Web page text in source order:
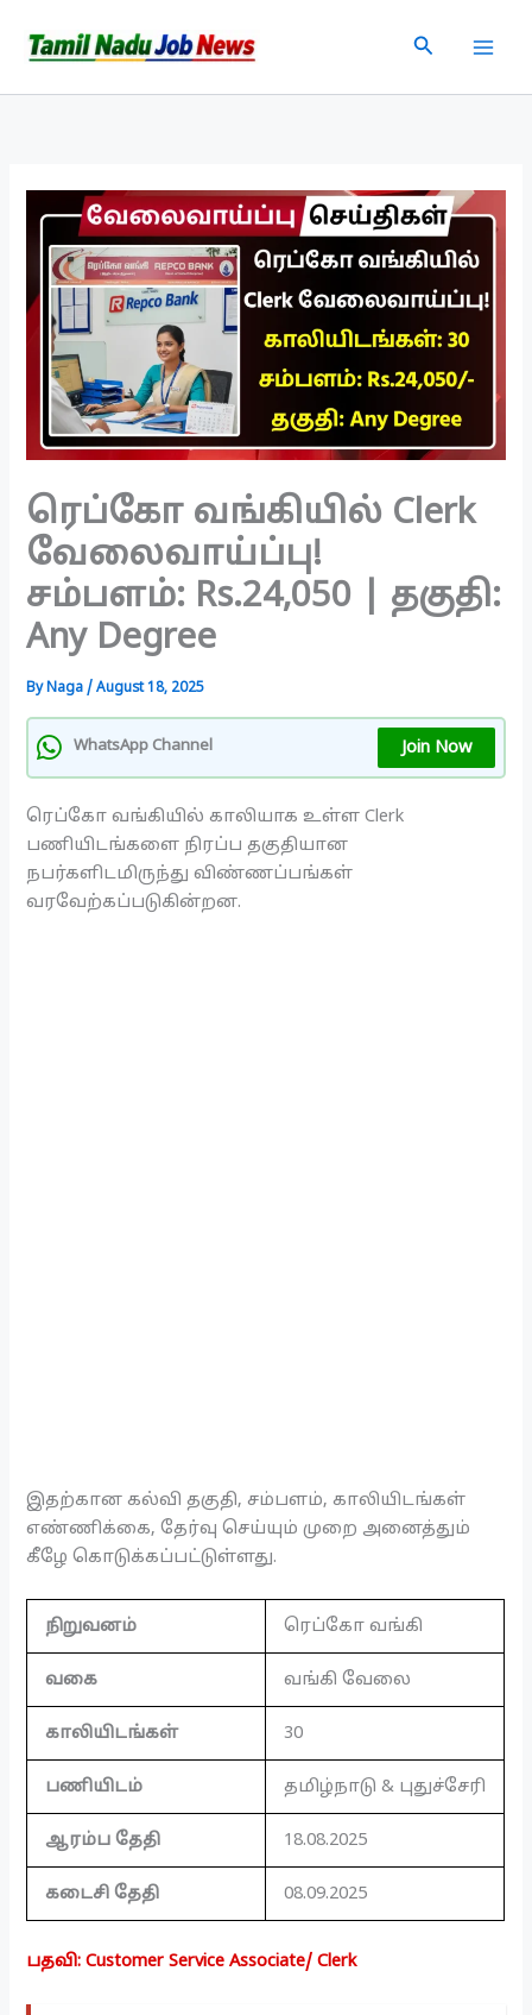
Search
ரெப்கோ வங்கியில் Clerk
வேலைவாய்ப்பு!
சம்பளம்: Rs.24,050 | தகுதி:
Any Degree
ByNaga/August 18, 2025
WhatsApp Channel Join Now
ரெப்கோ வங்கியில் காலியாக உள்ள Clerk
பணியிடங்களை நிரப்ப தகுதியான
நபர்களிடமிருந்து விண்ணப்பங்கள்
வரவேற்கப்படுகின்றன.
இதற்கான கல்வி தகுதி, சம்பளம், காலியிடங்கள்
எண்ணிக்கை, தேர்வு செய்யும் முறை அனைத்தும்
கீழே கொடுக்கப்பட்டுள்ளது.
நிறுவனம் ரெப்கோ வங்கி
வகை வங்கி வேலை
காலியிடங்கள் 30
பணியிடம் தமிழ்நாடு & புதுச்சேரி
ஆரம்ப தேதி 18.08.2025
கடைசி தேதி 08.09.2025
பதவி: Customer Service Associate/ Clerk